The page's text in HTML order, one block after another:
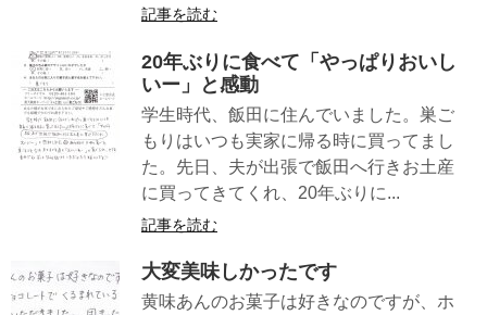
記事を読む
20年ぶりに食べて「やっぱりおいし
いー」と感動
学生時代、飯田に住んでいました。巣ご
もりはいつも実家に帰る時に買ってまし
た。先日、夫が出張で飯田へ行きお土産
に買ってきてくれ、20年ぶりに...
記事を読む
大変美味しかったです
黄味あんのお菓子は好きなのですが、ホ